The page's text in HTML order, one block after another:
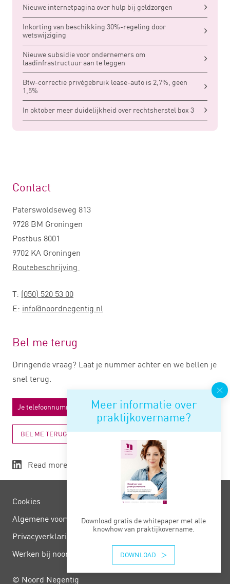
Nieuwe internetpagina over hulp bij geldzorgen
Inkorting van beschikking 30%-regeling door
wetswijziging
Nieuwe subsidie voor ondernemers om
laadinfrastructuur aan te leggen
Btw-correctie privégebruik lease-auto is 2,7%, geen
1,5%
In oktober meer duidelijkheid over rechtsherstel box 3
Meer informatie over
praktijkovername?
Download gratis de whitepaper met alle
knowhow van praktijkovername.
DOWNLOAD
Contact
Paterswoldseweg 813
9728 BM Groningen
Postbus 8001
9702 KA Groningen
Routebeschrijving
T: (050) 520 53 00
E: info@noordnegentig.nl
Bel me terug
Dringende vraag? Laat je nummer achter en we bellen je
snel terug.
BEL ME TERUG
Read more
Cookies
Algemene voorwaarden
Privacy­verklaring
Werken bij noord negentig
© Noord Negentig